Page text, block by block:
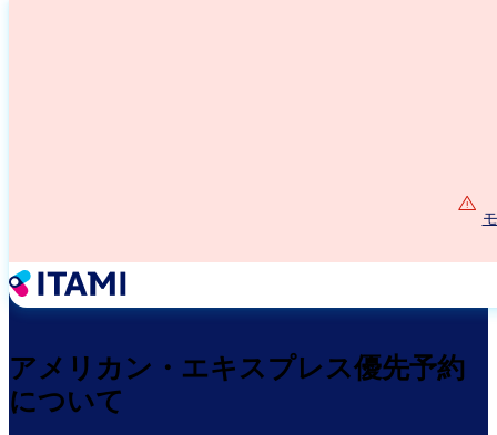
アメリカン・エキスプレス優先予約
について